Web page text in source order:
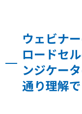
ウェビナ
ロードセ
ンジケー
通り理解